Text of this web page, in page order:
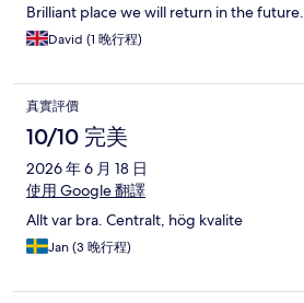
Brilliant place we will return in the future.
David (1 晚行程)
真實評價
10/10 完美
2026 年 6 月 18 日
使用 Google 翻譯
Allt var bra. Centralt, hög kvalite
Jan (3 晚行程)